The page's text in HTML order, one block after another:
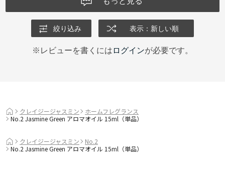
絞り込み 表示：新しい順
※レビューを書くには ログインが必要です。
クレイジージャスミン
ホームフレグランス
No.2 Jasmine Green アロマオイル 15ml（単品）
クレイジージャスミン
No.2
No.2 Jasmine Green アロマオイル 15ml（単品）